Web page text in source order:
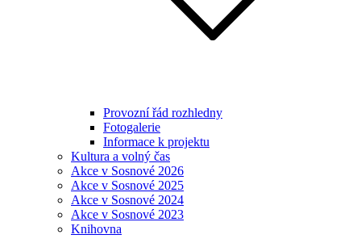
Provozní řád rozhledny
Fotogalerie
Informace k projektu
Kultura a volný čas
Akce v Sosnové 2026
Akce v Sosnové 2025
Akce v Sosnové 2024
Akce v Sosnové 2023
Knihovna